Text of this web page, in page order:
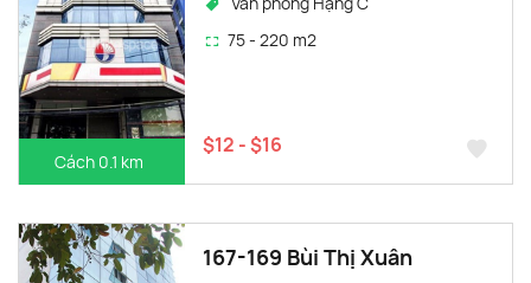
Cách 0.1 km
75 - 220 m2
$12 - $16
167-169 Bùi Thị Xuân